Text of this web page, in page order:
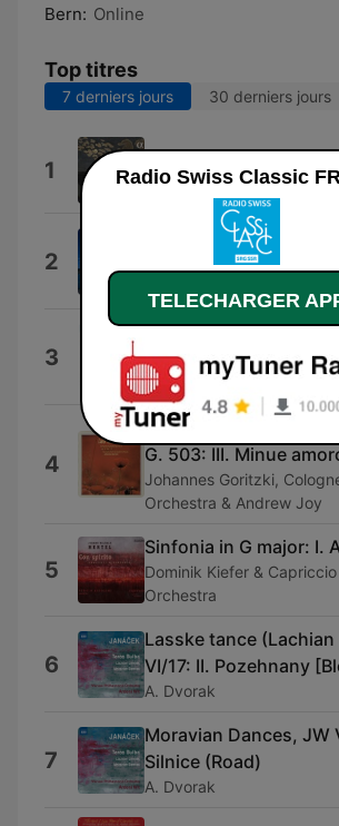
Bern: Online
Top titres
7 derniers jours 30 derniers jours
1 Angélus
Markus Poschner
2
Overshadowed (Arr.
Piano by Duo Praxedis)
3
Scenes poetiques,
Sur la Montagne
Kirk Trevor & Slovak
4
Symphony in D major,
G. 503: III. Minue
Johannes Goritzki,
Orchestra & Andrew Joy
5
Sinfonia in G major: I.
Dominik Kiefer &
Orchestra
6
Lasske tance
VI/17: II. Pozehnany
A. Dvorak
7
Moravian Dances, JW
Silnice (Road)
A. Dvorak
TELECHARGER